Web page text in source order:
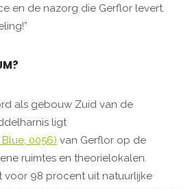
en de nazorg die Gerflor levert.
als gebouw Zuid van de
ligt
0056) van Gerflor op de
ruimtes en theorielokalen.
voor 98 procent uit natuurlijke